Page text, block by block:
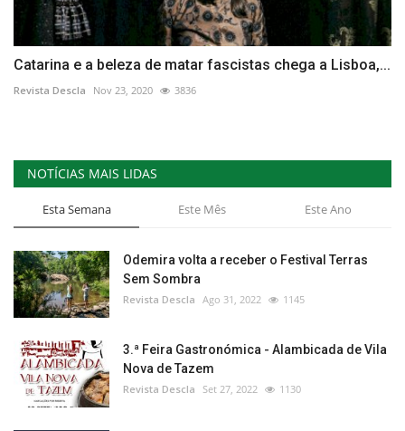
Catarina e a beleza de matar fascistas chega a Lisboa,...
Revista Descla Nov 23, 2020 3836
NOTÍCIAS MAIS LIDAS
Esta Semana Este Mês Este Ano
Odemira volta a receber o Festival Terras
Sem Sombra
Revista Descla Ago 31, 2022 1145
3.ª Feira Gastronómica - Alambicada de Vila
Nova de Tazem
Revista Descla Set 27, 2022 1130